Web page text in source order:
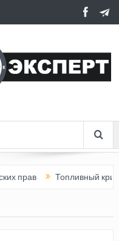
Топливный кризис в